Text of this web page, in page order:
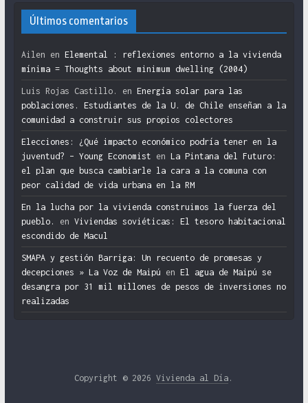
Últimos comentarios
Ailen en Elemental : reflexiones entorno a la vivienda
mínima = Thoughts about minimum dwelling (2004)
Luis Rojas Castillo. en Energía solar para las
poblaciones. Estudiantes de la U. de Chile enseñan a la
comunidad a construir sus propios colectores
Elecciones: ¿Qué impacto económico podría tener en la
juventud? – Young Economist en La Pintana del Futuro:
el plan que busca cambiarle la cara a la comuna con
peor calidad de vida urbana en la RM
En la lucha por la vivienda construimos la fuerza del
pueblo.
en Viviendas soviéticas: El tesoro habitacional
escondido de Macul
SMAPA y gestión Barriga: Un recuento de promesas y
decepciones » La Voz de Maipú en El agua de Maipú se
desangra por 31 mil millones de pesos de inversiones no
realizadas
Copyright © 2026Vivienda al Día .